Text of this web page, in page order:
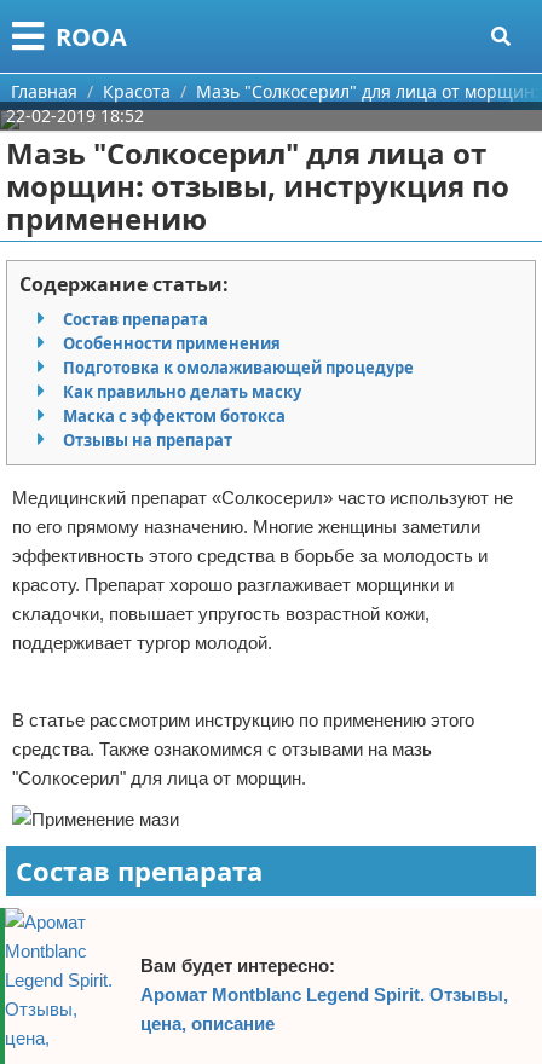
ROOA
Меню
Главная
Категории
Рукоделие
Программирование
Бизнес
Красота
Мода
Отношения
Самосовершенствование
Финансы
Поиск
О проекте
Контакты
Сотрудничество
Размещение рекламы
Для правообладателей
Условия предоставления информации
Отказ от ответственности
Главная Красота
Мазь "Солкосерил" для лица от
22-02-2019 18:52
Мазь "Солкосерил" для лица от
морщин: отзывы, инструкция по
применению
Содержание статьи:
Состав препарата
Особенности применения
Подготовка к омолаживающей процедуре
Как правильно делать маску
Маска с эффектом ботокса
Отзывы на препарат
Медицинский препарат «Солкосерил» часто используют не
по его прямому назначению. Многие женщины заметили
эффективность этого средства в борьбе за молодость и
красоту. Препарат хорошо разглаживает морщинки и
складочки, повышает упругость возрастной кожи,
поддерживает тургор молодой.
В статье рассмотрим инструкцию по применению этого
средства. Также ознакомимся с отзывами на мазь
"Солкосерил" для лица от морщин.
Состав препарата
Вам будет интересно:
Аромат Montblanc Legend Spirit. Отзывы,
цена, описание